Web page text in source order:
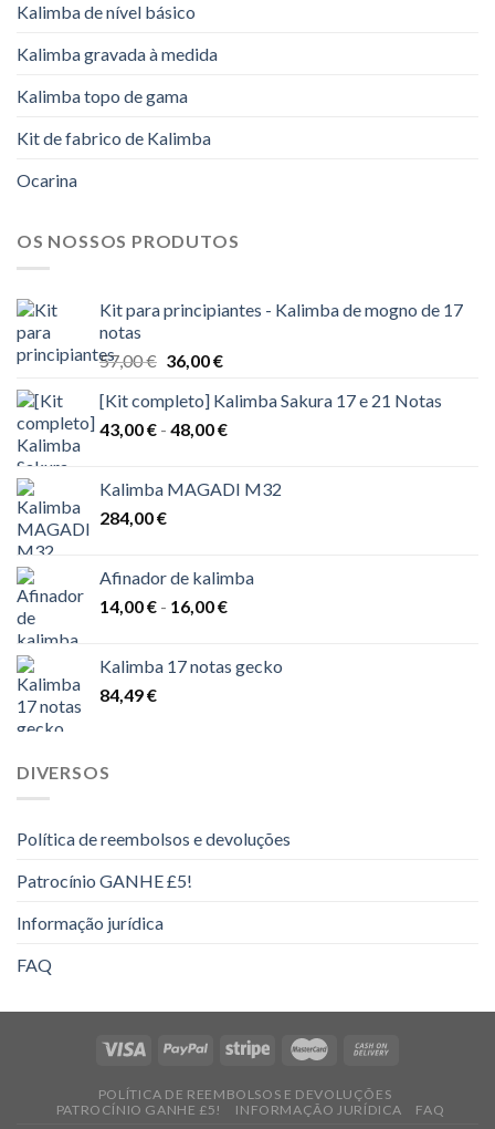
Kalimba de nível básico
Kalimba gravada à medida
Kalimba topo de gama
Kit de fabrico de Kalimba
Ocarina
OS NOSSOS PRODUTOS
Kit para principiantes - Kalimba de mogno de 17
notas
57,00€ O
original
era:
36,00€O
atual
é:
[Kit completo] Kalimba Sakura 17 e 21 Notas
43,00€ - 48,00€Gama
43,00 €
Kalimba MAGADI M32
284,00€
Afinador de kalimba
14,00€ - 16,00€Gama
14,00 €
Kalimba 17 notas gecko
84,49€
DIVERSOS
Política de reembolsos e devoluções
Patrocínio GANHE £5!
Informação jurídica
FAQ
POLÍTICA DE REEMBOLSOS E DEVOLUÇÕES
PATROCÍNIO GANHE £5!
INFORMAÇÃO JURÍDICA FAQ